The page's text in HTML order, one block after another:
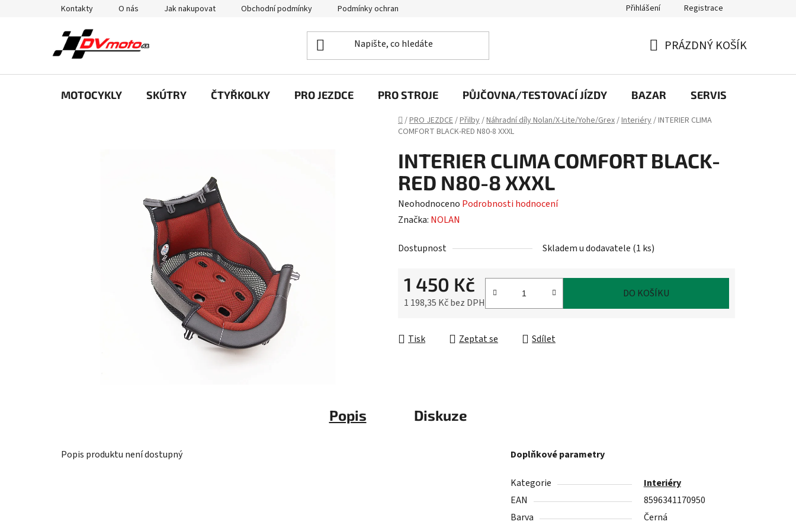
Kontakty O nás Jak nakupovat Obchodní podmínky Podmínky ochrany osobních údajů Přihlášení Registrace
KOŠÍK
PRÁZDNÝ KOŠÍK
MOTOCYKLY SKÚTRY ČTYŘKOLKY PRO JEZDCE PRO STROJE PŮJČOVNA/TESTOVACÍ JÍZDY BAZAR SERVIS
Domů
/PRO JEZDCE/Přilby/Náhradní díly Nolan/X-Lite/Yohe/Grex/Interiéry/INTERIER CLIMA
COMFORT BLACK-RED N80-8 XXXL
INTERIER CLIMA COMFORT BLACK-
RED N80-8 XXXL
Průměrné
hodnocení
je
Neohodnoceno Podrobnosti hodnocení
Značka: NOLAN
Dostupnost Skladem u dodavatele (1 ks)
1 450 Kč
1 198,35 Kč bez DPH
DO KOŠÍKU
Tisk Zeptat se Sdílet
Popis Diskuze
Popis produktu není dostupný Doplňkové parametry
Kategorie
Interiéry
EAN
8596341170950
Barva
Černá